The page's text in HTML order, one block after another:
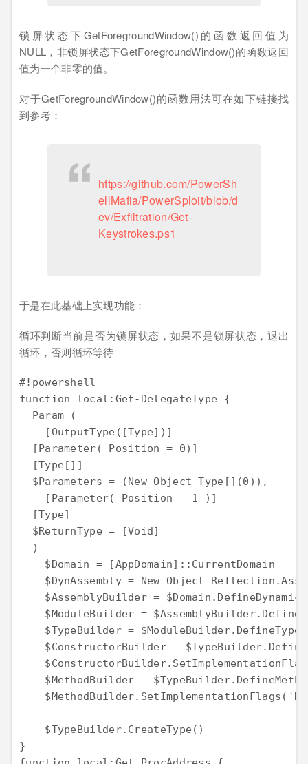
锁屏状态下GetForegroundWindow()的函数返回值为
NULL，非锁屏状态下GetForegroundWindow()的函数返回
值为一个非零的值。
对于GetForegroundWindow()的函数用法可在如下链接找
到参考：
https://github.com/PowerSh
ellMafia/PowerSploit/blob/d
ev/Exfiltration/Get-
Keystrokes.ps1
于是在此基础上实现功能：
循环判断当前是否为锁屏状态，如果不是锁屏状态，退出
循环，否则循环等待
#!powershell
function local:Get-DelegateType {
  Param (
    [OutputType([Type])]
  [Parameter( Position = 0)]
  [Type[]]
  $Parameters = (New-Object Type[](0)),
    [Parameter( Position = 1 )]
  [Type]
  $ReturnType = [Void]
  )
    $Domain = [AppDomain]::CurrentDomain
$DynAssembly = New-Object
$AssemblyBuilder =
$ModuleBuilder =
$TypeBuilder =
$ConstructorBuilder =
$MethodBuilder =
    $TypeBuilder.CreateType()
}